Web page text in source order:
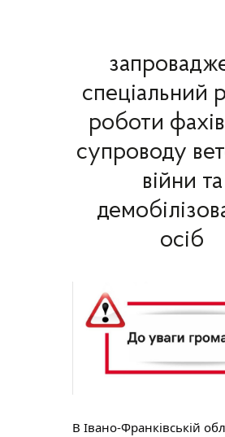
спеціальний
роботи
супроводу
війни та
осіб
В Івано-Франківській